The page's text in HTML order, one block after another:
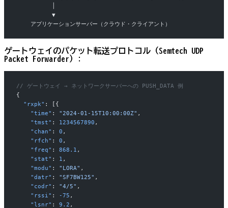
          ▼
    アプリケーションサーバー（クラウド・クライアント）
ゲートウェイのパケット転送プロトコル（Semtech UDP
Packet Forwarder）
:
// ゲートウェイ → ネットワークサーバーへの PUSH_DATA 例
{
  "rxpk"
: [{
    "time"
: "2024-01-15T10:00:00Z" ,
    "tmst"
: 1234567890 ,
    "chan"
: 0 ,
    "rfch"
: 0 ,
    "freq"
: 868.1 ,
    "stat"
: 1 ,
    "modu"
: "LORA" ,
    "datr"
: "SF7BW125" ,
    "codr"
: "4/5" ,
    "rssi"
: -75 ,
    "lsnr"
: 9.2 ,